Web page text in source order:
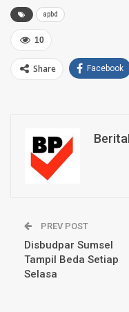
apbd
10
Share Facebook
PREV POST
Disbudpar Sumsel
Tampil Beda Setiap
Selasa